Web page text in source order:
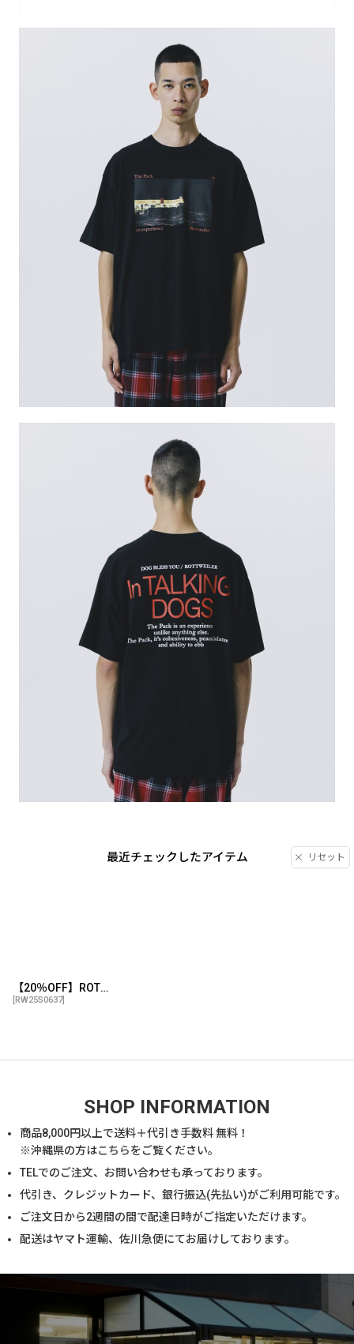
最近チェックしたアイテム リセット
【20％OFF】ROTTWEILER/CAL NIGHT PHOTO TEE（BLACK）［プリントT-25春夏］
[RW25S0637]
SHOP INFORMATION
商品8,000円以上で送料＋代引き手数料 無料！
※沖縄県の方はこちらをご覧ください。
TELでのご注文、お問い合わせも承っております。
代引き、クレジットカード、銀行振込(先払い)がご利用可能です。
ご注文日から2週間の間で配達日時がご指定いただけます。
配送はヤマト運輸、佐川急便にてお届けしております。